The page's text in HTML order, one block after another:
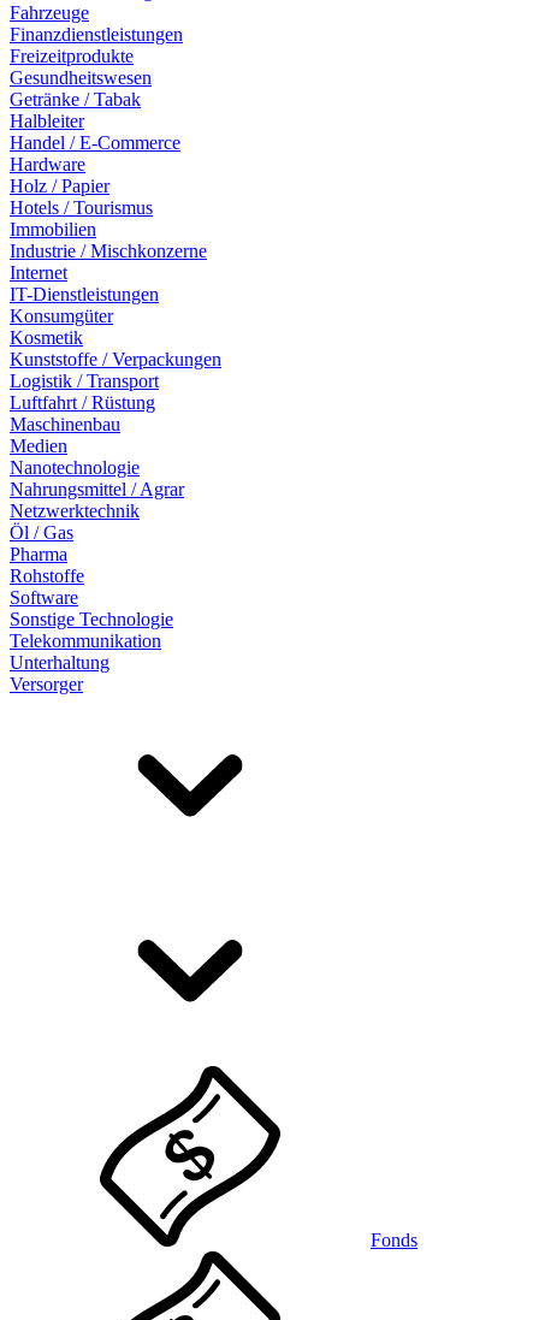
Fahrzeuge
Finanzdienstleistungen
Freizeitprodukte
Gesundheitswesen
Getränke / Tabak
Halbleiter
Handel / E-Commerce
Hardware
Holz / Papier
Hotels / Tourismus
Immobilien
Industrie / Mischkonzerne
Internet
IT-Dienstleistungen
Konsumgüter
Kosmetik
Kunststoffe / Verpackungen
Logistik / Transport
Luftfahrt / Rüstung
Maschinenbau
Medien
Nanotechnologie
Nahrungsmittel / Agrar
Netzwerktechnik
Öl / Gas
Pharma
Rohstoffe
Software
Sonstige Technologie
Telekommunikation
Unterhaltung
Versorger
Fonds